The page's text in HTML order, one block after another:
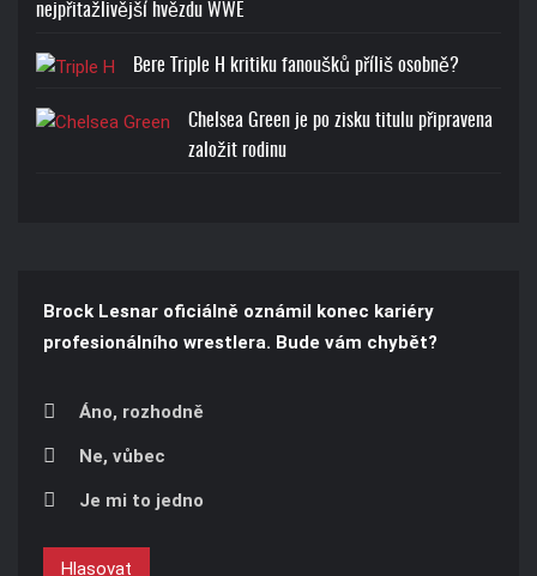
nejpřitažlivější hvězdu WWE
Bere Triple H kritiku fanoušků příliš osobně?
Chelsea Green je po zisku titulu připravena
založit rodinu
Brock Lesnar oficiálně oznámil konec kariéry
profesionálního wrestlera. Bude vám chybět?
Áno, rozhodně
Ne, vůbec
Je mi to jedno
Hlasovat